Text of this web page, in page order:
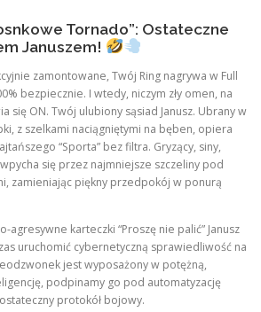
Tornado”: Ostateczne
Januszem!
zamontowane, Twój Ring nagrywa w Full
bezpiecznie. I wtedy, niczym zły omen, na
się ON. Twój ulubiony sąsiad Janusz. Ubrany w
z szelkami naciągniętymi na bęben, opiera
“Sporta” bez filtra. Gryzący, siny,
się przez najmniejsze szczeliny pod
zamieniając piękny przedpokój w ponurą
agresywne karteczki “Proszę nie palić” Janusz
uruchomić cybernetyczną sprawiedliwość na
jest wyposażony w potężną,
podpinamy go pod automatyzację
protokół bojowy.